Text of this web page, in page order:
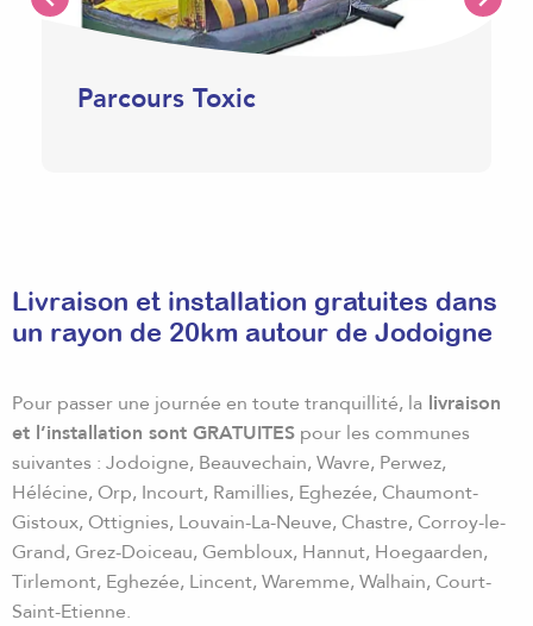
Parcours Toxic
Livraison et installation gratuites dans
un rayon de 20km autour de Jodoigne
Pour passer une journée en toute tranquillité, la livraison
et l’installation sont GRATUITES pour les communes
suivantes : Jodoigne, Beauvechain, Wavre, Perwez,
Hélécine, Orp, Incourt, Ramillies, Eghezée, Chaumont-
Gistoux, Ottignies, Louvain-La-Neuve, Chastre, Corroy-le-
Grand, Grez-Doiceau, Gembloux, Hannut, Hoegaarden,
Tirlemont, Eghezée, Lincent, Waremme, Walhain, Court-
Saint-Etienne.